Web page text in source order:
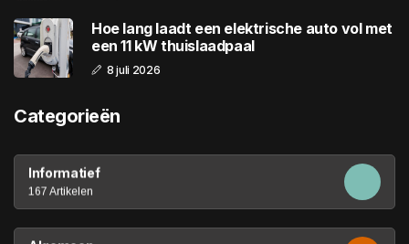
Hoe lang laadt een elektrische auto vol met
een 11 kW thuislaadpaal
8 juli 2026
Categorieën
Informatief
167 Artikelen